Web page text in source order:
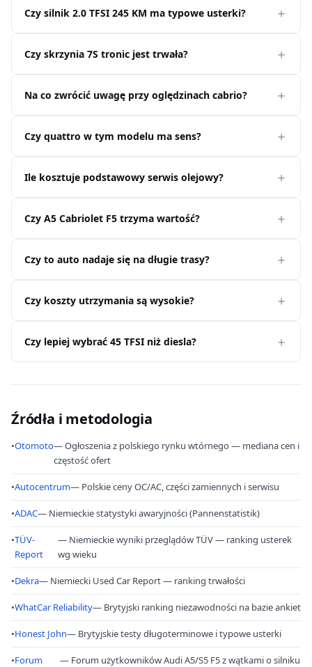
Czy silnik 2.0 TFSI 245 KM ma typowe usterki?
Czy skrzynia 7S tronic jest trwała?
Na co zwrócić uwagę przy oględzinach cabrio?
Czy quattro w tym modelu ma sens?
Ile kosztuje podstawowy serwis olejowy?
Czy A5 Cabriolet F5 trzyma wartość?
Czy to auto nadaje się na długie trasy?
Czy koszty utrzymania są wysokie?
Czy lepiej wybrać 45 TFSI niż diesla?
Źródła i metodologia
•Otomoto— Ogłoszenia z polskiego rynku wtórnego — mediana cen i
częstość ofert
•Autocentrum— Polskie ceny OC/AC, części zamiennych i serwisu
•ADAC— Niemieckie statystyki awaryjności (Pannenstatistik)
•TÜV-
Report
— Niemieckie wyniki przeglądów TÜV — ranking usterek
wg wieku
•Dekra— Niemiecki Used Car Report — ranking trwałości
•WhatCar Reliability— Brytyjski ranking niezawodności na bazie ankiet
•Honest John— Brytyjskie testy długoterminowe i typowe usterki
•Forum — Forum użytkowników Audi A5/S5 F5 z wątkami o silniku